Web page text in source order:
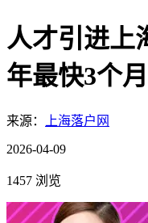
人才引进上
年最快3个
来源： 上海落户网
2026-04-09
1457 浏览